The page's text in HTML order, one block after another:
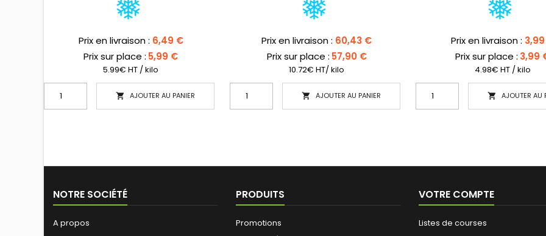
Prix
Prix en livraison : 6,49 €
Prix sur place : 5,99 €
5.99€ HT / kilo
 AJOUTER AU PANIER
Prix
Prix en livraison : 60,43 €
Prix sur place : 57,90 €
10.72€ HT/ kilo
 AJOUTER AU PANIER
Prix
Prix en livraison :
Prix sur place : 3,99
4.98€ HT / kilo
 AJOUTER AU
NOTRE SOCIÉTÉ
A propos
PRODUITS
Promotions
VOTRE COMPTE
Listes de courses